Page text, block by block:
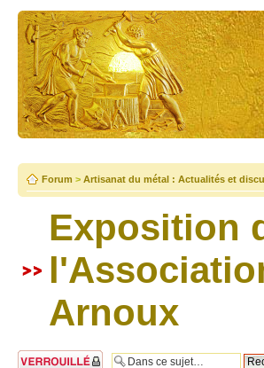
Forum > Artisanat du métal : Actualités et
Exposition
Arnoux
Sujet verrouillé